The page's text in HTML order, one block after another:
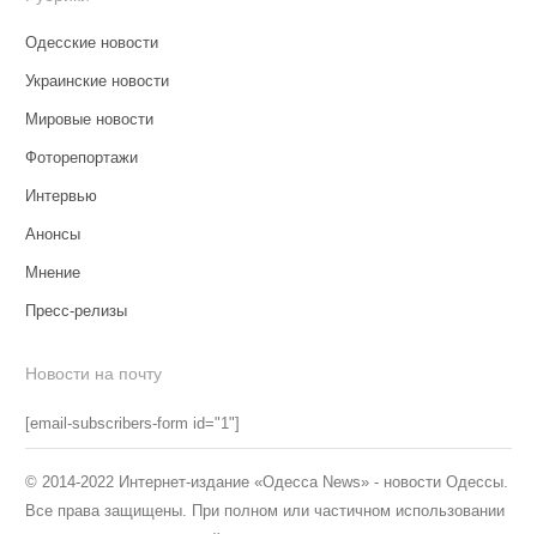
Одесские новости
Украинские новости
Мировые новости
Фоторепортажи
Интервью
Анонсы
Мнение
Пресс-релизы
Новости на почту
[email-subscribers-form id="1"]
© 2014-2022 Интернет-издание «Одесса News» - новости Одессы.
Все права защищены. При полном или частичном использовании